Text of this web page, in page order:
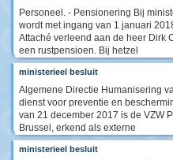
Personeel. - Pensionering Bij
wordt met ingang van 1 januari
Attaché verleend aan de heer Dirk
een rustpensioen. Bij hetzel
ministerieel besluit
Algemene Directie Humanisering
dienst voor preventie en
van 21 december 2017 is de VZW
Brussel, erkend als externe
ministerieel besluit